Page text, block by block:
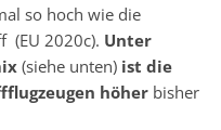
so hoch wie die
(EU 2020c). Unter
(siehe unten) ist die
höher bisher